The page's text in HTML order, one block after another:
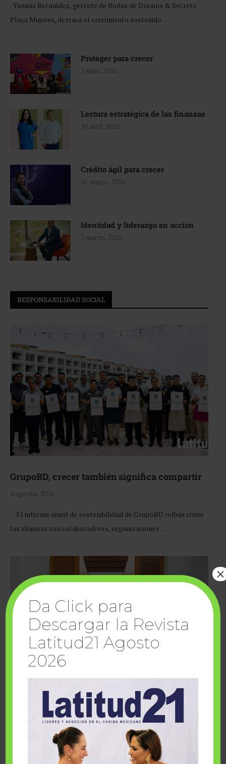
Yamina Bermúdez, gerente de Bodas de Dreams & Secrets
Playa Mujeres, destaca el crecimiento sostenido …
Proteger para crecer
2 junio, 2026
Lectura estratégica de las finanzas
30 abril, 2026
Crédito ágil para crecer
31 marzo, 2026
Identidad y liderazgo en acción
7 marzo, 2026
RESPONSABILIDAD SOCIAL
GrupoBD, crecer también significa compartir
4 agosto, 2026
El informe anual de sostenibilidad de GrupoBD refleja cómo
las alianzas con colaboradores, organizaciones …
Cuando la solidaridad inspira; cumplen
sueños Fairmont Mayakoba y Make-A-Wish
Da Click para
Descargar la Revista
Latitud21 Agosto
2026
×